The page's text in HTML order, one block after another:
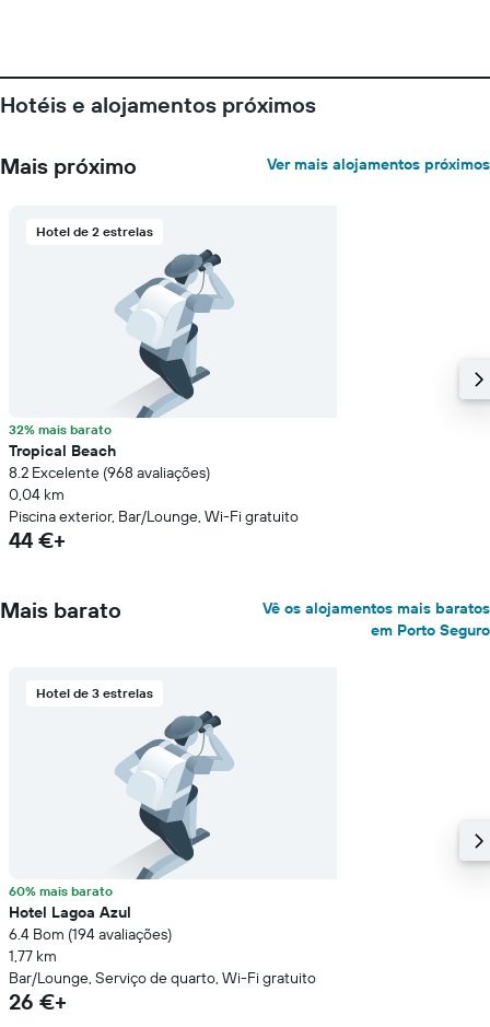
Hotéis e alojamentos próximos
Mais próximo Ver mais alojamentos próximos
Hotel de 2 estrelas
32% mais barato
Tropical Beach
8.2 Excelente (968 avaliações)
0,04 km
Piscina exterior, Bar/Lounge, Wi-Fi gratuito
44 €+
Mais barato
Vê os alojamentos mais baratos
em Porto Seguro
Hotel de 3 estrelas
60% mais barato
Hotel Lagoa Azul
6.4 Bom (194 avaliações)
1,77 km
Bar/Lounge, Serviço de quarto, Wi-Fi gratuito
26 €+